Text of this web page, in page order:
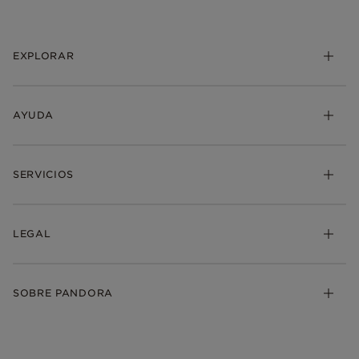
EXPLORAR
AYUDA
SERVICIOS
LEGAL
SOBRE PANDORA